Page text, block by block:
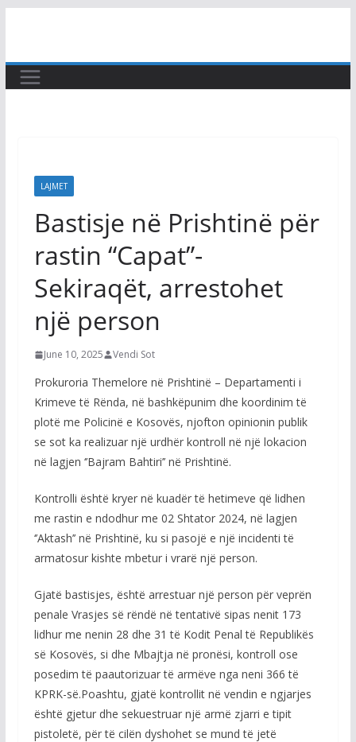
content
LAJMET
Bastisje në Prishtinë për
rastin “Capat”-
Sekiraqët, arrestohet
një person
June 10, 2025 Vendi Sot
Prokuroria Themelore në Prishtinë – Departamenti i
Krimeve të Rënda, në bashkëpunim dhe koordinim të
plotë me Policinë e Kosovës, njofton opinionin publik
se sot ka realizuar një urdhër kontroll në një lokacion
në lagjen ‘’Bajram Bahtiri’’ në Prishtinë.
Kontrolli është kryer në kuadër të hetimeve që lidhen
me rastin e ndodhur me 02 Shtator 2024, në lagjen
‘’Aktash’’ në Prishtinë, ku si pasojë e një incidenti të
armatosur kishte mbetur i vrarë një person.
Gjatë bastisjes, është arrestuar një person për veprën
penale Vrasjes së rëndë në tentativë sipas nenit 173
lidhur me nenin 28 dhe 31 të Kodit Penal të Republikës
së Kosovës, si dhe Mbajtja në pronësi, kontroll ose
posedim të paautorizuar të armëve nga neni 366 të
KPRK-së.Poashtu, gjatë kontrollit në vendin e ngjarjes
është gjetur dhe sekuestruar një armë zjarri e tipit
pistoletë, për të cilën dyshohet se mund të jetë